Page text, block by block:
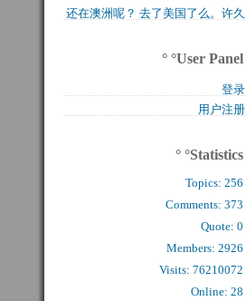
还在澳洲呢？ 去了美国了么。许久
° °User Panel
登录
用户注册
° °Statistics
Topics:256
Comments: 373
Quote: 0
Members: 2926
Visits: 76210072
Online: 28